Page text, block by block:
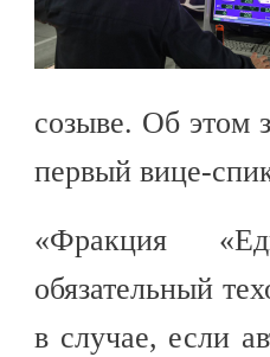
созыве. Об этом
первый вице-
«Фракция
обязательный
в случае, если